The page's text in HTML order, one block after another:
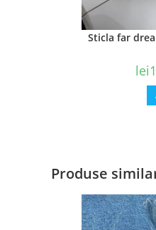
Sticla far
lei
Produse